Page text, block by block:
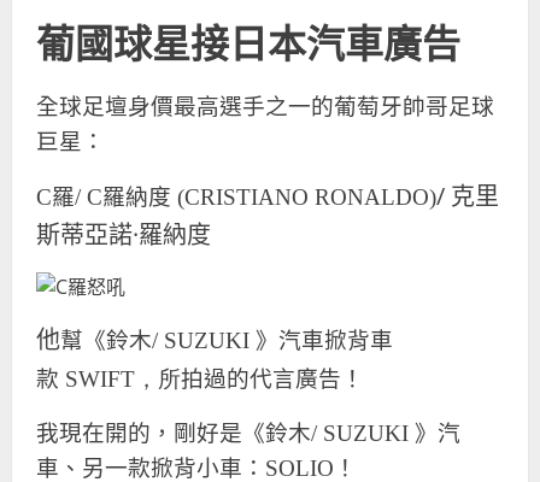
葡國球星接日本汽車廣告
全球足壇身價最高選手之一的葡萄牙帥哥足球
巨星：
C羅/ C羅納度 (CRISTIANO RONALDO)/ 克里
斯蒂亞諾·羅納度
他幫 《鈴木/ SUZUKI 》汽車掀背車
款 SWIFT，所拍過的代言廣告！
我現在開的，剛好是《鈴木/ SUZUKI 》汽
車、另一款掀背小車：SOLIO！